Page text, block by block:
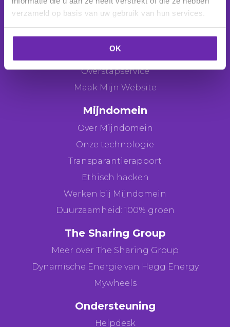
verzameld op basis van uw gebruik van hun services.
OK
Webhosting
Webshop
Overstapservice
Maak Mijn Website
Mijndomein
Over Mijndomein
Onze technologie
Transparantierapport
Ethisch hacken
Werken bij Mijndomein
Duurzaamheid: 100% groen
The Sharing Group
Meer over The Sharing Group
Dynamische Energie van Hegg Energy
Mywheels
Ondersteuning
Helpdesk